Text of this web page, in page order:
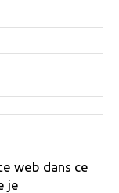
:
:
:
web dans ce
je